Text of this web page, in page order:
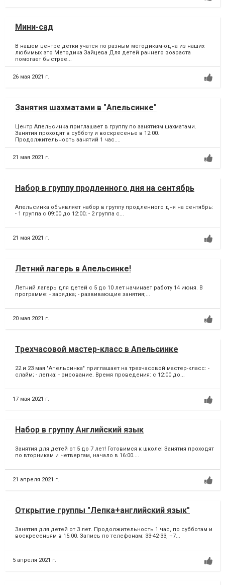
Мини-сад
В нашем центре детки учатся по разным методикам-одна из наших
любимых это Методика Зайцева Для детей раннего возраста
помогает быстрее...
26 мая 2021 г.
Занятия шахматами в "Апельсинке"
Центр Апельсинка приглашает в группу по занятиям шахматами.
Занятия проходят в субботу и воскресенье в 12:00.
Продолжительность занятий 1 час....
21 мая 2021 г.
Набор в группу продленного дня на сентябрь
Апельсинка объявляет набор в группу продленного дня на сентябрь:
- 1 группа с 09:00 до 12:00; - 2 группа c...
21 мая 2021 г.
Летний лагерь в Апельсинке!
Летний лагерь для детей с 5 до 10 лет начинает работу 14 июня. В
программе: - зарядка; - развивающие занятия;...
20 мая 2021 г.
Трехчасовой мастер-класс в Апельсинке
22 и 23 мая "Апельсинка" приглашает на трехчасовой мастер-класс: -
слайм; - лепка; - рисование. Время проведения: с 12:00 до...
17 мая 2021 г.
Набор в группу Английский язык
Занятия для детей от 5 до 7 лет! Готовимся к школе! Занятия проходят
по вторникам и четвергам, начало в 16:00....
21 апреля 2021 г.
Открытие группы "Лепка+английский язык"
Занятия для детей от 3 лет. Продолжительность 1 час, по субботам и
воскресеньям в 15:00. Запись по телефонам: 33-42-33, +7...
5 апреля 2021 г.